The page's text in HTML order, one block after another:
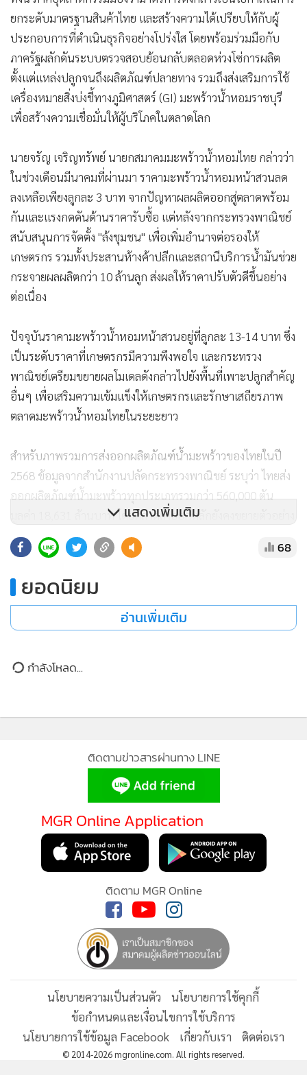
ด้านนายณรงค์ศักดิ์ ชื่นสุชน ประธานสภาอุตสาหกรรมจังหวัด
ราชบุรี กล่าวว่า ตลาดต่างประเทศ โดยเฉพาะประเทศจีน ได้เพิ่ม
ความเข้มงวดในการตรวจสอบย้อนกลับแหล่งที่มาของผลิตภัณฑ์
น้ำมะพร้าวมากขึ้น โดยมีการส่งตัวอย่างสินค้าไปตรวจวิเคราะห์
ในห้องปฏิบัติการต่างประเทศ เพื่อตรวจสอบความถูกต้องของ
ข้อมูลบนฉลาก และเริ่มมีการดำเนินมาตรการกับสินค้าที่ตรวจ
พบข้อมูลไม่ตรงตามข้อเท็จจริงแล้ว
ทั้งนี้ ภาคอุตสาหกรรมมองว่ามาตรการดังกล่าวเป็นโอกาสในการ
ยกระดับมาตรฐานสินค้าไทย และสร้างความได้เปรียบให้กับผู้
ประกอบการที่ดำเนินธุรกิจอย่างโปร่งใส โดยพร้อมร่วมมือกับ
ภาครัฐผลักดันระบบตรวจสอบย้อนกลับตลอดห่วงโซ่การผลิต
ตั้งแต่แหล่งปลูกจนถึงผลิตภัณฑ์ปลายทาง รวมถึงส่งเสริมการใช้
เครื่องหมายสิ่งบ่งชี้ทางภูมิศาสตร์ (GI) มะพร้าวน้ำหอมราชบุรี
เพื่อสร้างความเชื่อมั่นให้ผู้บริโภคในตลาดโลก
นายจรัญ เจริญทรัพย์ นายกสมาคมมะพร้าวน้ำหอมไทย กล่าวว่า
กันและแรงกดดันด้านราคารับซื้อ แต่หลังจากกระทรวงพาณิชย์
สนับสนุนการจัดตั้ง "ล้งชุมชน​" เพื่อเพิ่มอำนาจต่อรองให้
เกษตรกร รวมทั้งประสานห้างค้าปลีกและสถานีบริการน้ำมันช่วย
กระจายผลผลิตกว่า 10 ล้านลูก ส่งผลให้ราคาปรับตัวดีขึ้นอย่าง
ปัจจุบันราคามะพร้าวน้ำหอมหน้าสวนอยู่ที่ลูกละ 13-14 บาท ซึ่ง
เป็นระดับราคาที่เกษตรกรมีความพึงพอใจ และกระทรวง
อื่นๆ เพื่อเสริมความเข้มแข็งให้เกษตรกรและรักษาเสถียรภาพ
ตลาดมะพร้าวน้ำหอมไทยในระยะยาว
สำหรับภาพรวมการส่งออกผลิตภัณฑ์น้ำมะพร้าวของไทยในปี
2568 ข้อมูลจากสำนักงานปลัดกระทรวงพาณิชย์ ระบุว่า ไทยส่ง
ออกผลิตภัณฑ์น้ำมะพร้าวทุกประเภทรวมกว่า 560,000 ตัน
มูลค่า 18,631 ล้านบาท โดยตลาดส่งออกหลักยังคงขยายตัวอย่าง
ต่อเนื่อง โดยเฉพาะประเทศจีนซึ่งเป็นตลาดสำคัญของไทย
แสดงเพิ่มเติม
68
อ่านเพิ่มเติม
ติดตามข่าวสารผ่านทาง LINE
MGR Online ใช้คุกกี้ (Cookies)
MGR Online ใช้คุกกี้ เพื่อจัดการข้อมูลส่วนบุคคลเพื่อนำเสนอ
ประสบการณ์คอนเทนต์ที่ดีที่สุดให้กับผู้อ่านบนเว็บไซต์ และ
เงื่อนไขการใช้งานเว็บไซต์และ
รับทราบ